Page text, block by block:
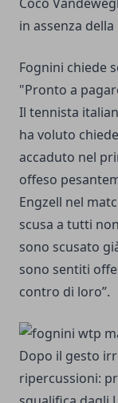
in assenza
Fognini chiede
"Pronto a
Il tennista
ha voluto
accaduto nel
offeso
Engzell nel
scusa a tutti
sono scusato
sono sentiti
contro di loro”.
Dopo il gesto
ripercussioni: